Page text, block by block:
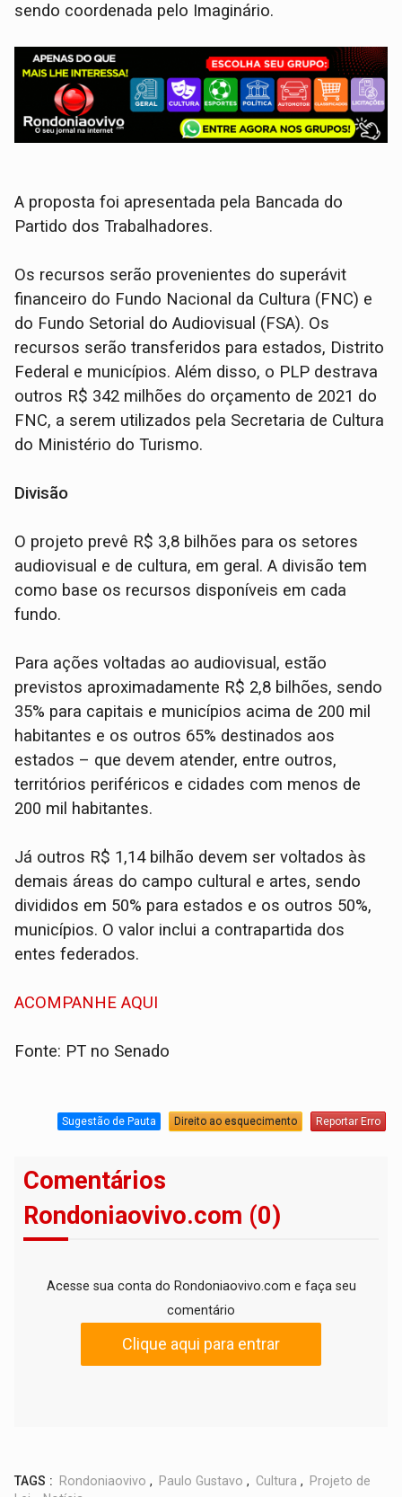
sendo coordenada pelo Imaginário.
A proposta foi apresentada pela Bancada do
Partido dos Trabalhadores.
Os recursos serão provenientes do superávit
financeiro do Fundo Nacional da Cultura (FNC) e
do Fundo Setorial do Audiovisual (FSA). Os
recursos serão transferidos para estados, Distrito
Federal e municípios. Além disso, o PLP destrava
outros R$ 342 milhões do orçamento de 2021 do
FNC, a serem utilizados pela Secretaria de Cultura
do Ministério do Turismo.
Divisão
O projeto prevê R$ 3,8 bilhões para os setores
audiovisual e de cultura, em geral. A divisão tem
como base os recursos disponíveis em cada
fundo.
Para ações voltadas ao audiovisual, estão
previstos aproximadamente R$ 2,8 bilhões, sendo
35% para capitais e municípios acima de 200 mil
habitantes e os outros 65% destinados aos
estados – que devem atender, entre outros,
territórios periféricos e cidades com menos de
200 mil habitantes.
Já outros R$ 1,14 bilhão devem ser voltados às
demais áreas do campo cultural e artes, sendo
divididos em 50% para estados e os outros 50%,
municípios. O valor inclui a contrapartida dos
entes federados.
ACOMPANHE AQUI
Fonte: PT no Senado
Sugestão de Pauta Direito ao esquecimento Reportar Erro
Comentários
Rondoniaovivo.com (0)
Acesse sua conta do Rondoniaovivo.com e faça seu
comentário
Clique aqui para entrar
TAGS : Rondoniaovivo , Paulo Gustavo , Cultura ,
Projeto de